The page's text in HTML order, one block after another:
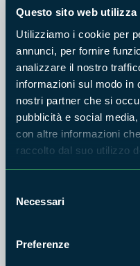
Questo sito web utilizza
Utilizziamo i cookie per
annunci, per fornire
analizzare il nostro
informazioni sul modo in
nostri partner che si
pubblicità e social
con altre informazioni
raccolto dal suo utilizzo
delNecessari
Preferenze
secolo), ha subito diversi
mentre al Cinquecento
nelle tre absidi interne,
conserva anche gli
dallaGrotta dell'Angelo
raffigurano Cristo tra gli
di Cristo.
Cosa puoi
ARCHEOLOGIA E ARTE